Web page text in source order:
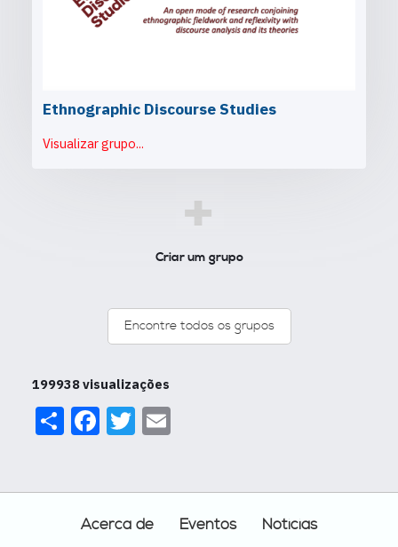
Ethnographic Discourse Studies
Visualizar grupo...
+
Criar um grupo
Encontre todos os grupos
199938 visualizações
ShareFacebook
Twitter
Acerca de Eventos Noticias